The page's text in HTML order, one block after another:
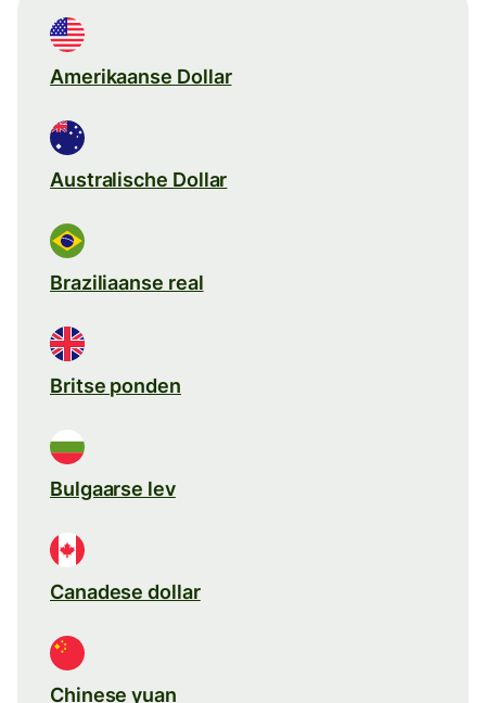
Amerikaanse Dollar
Australische Dollar
Braziliaanse real
Britse ponden
Bulgaarse lev
Canadese dollar
Chinese yuan